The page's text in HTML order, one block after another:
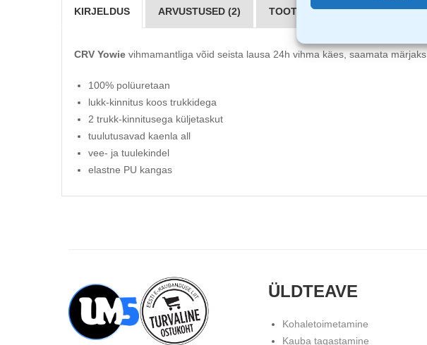
KIRJELDUS ARVUSTUSED (2) TOOTJAD (1)
CRV Yowie vihmamantliga võid seista lausa 24h vihma käes, saamata märjaks
100% polüuretaan
lukk-kinnitus koos trukkidega
2 trukk-kinnitusega küljetaskut
tuulutusavad kaenla all
vee- ja tuulekindel
elastne PU kangas
ÜLDTEAVE
Kohaletoimetamine
Kauba tagastamine